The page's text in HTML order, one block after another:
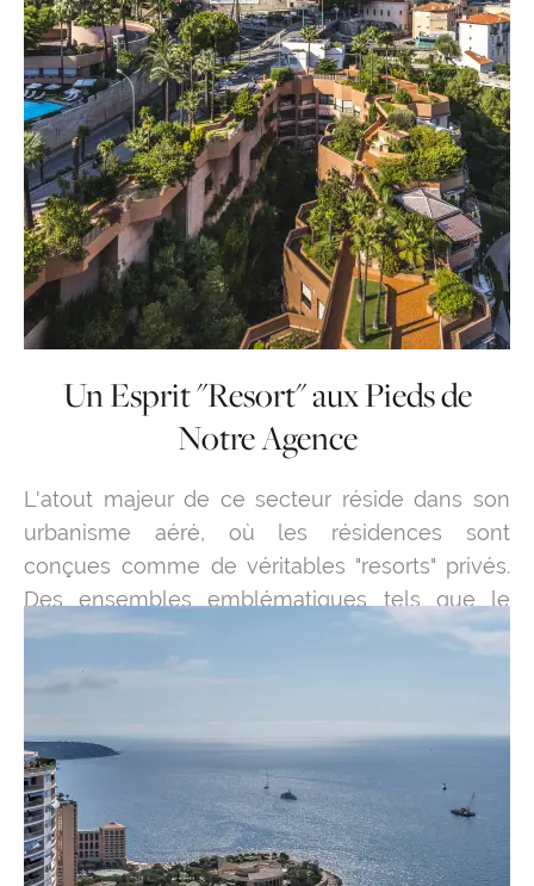
Un Esprit "Resort" aux Pieds de
Notre Agence
L'atout majeur de ce secteur réside dans son
urbanisme aéré, où les résidences sont
conçues comme de véritables "resorts" privés.
Des ensembles emblématiques tels que le
Parc Saint Roman, le Monte Carlo Sun ou
l'Annonciade offrent de vastes parcs arborés et
en ville. C'est d'ailleurs au cœur de cet
environnement privilégié, aux pieds du
prestigieux Château Périgord, que l'agence
PIRAS Immobilier a établi ses bureaux. Cette
implantation stratégique nous confère une